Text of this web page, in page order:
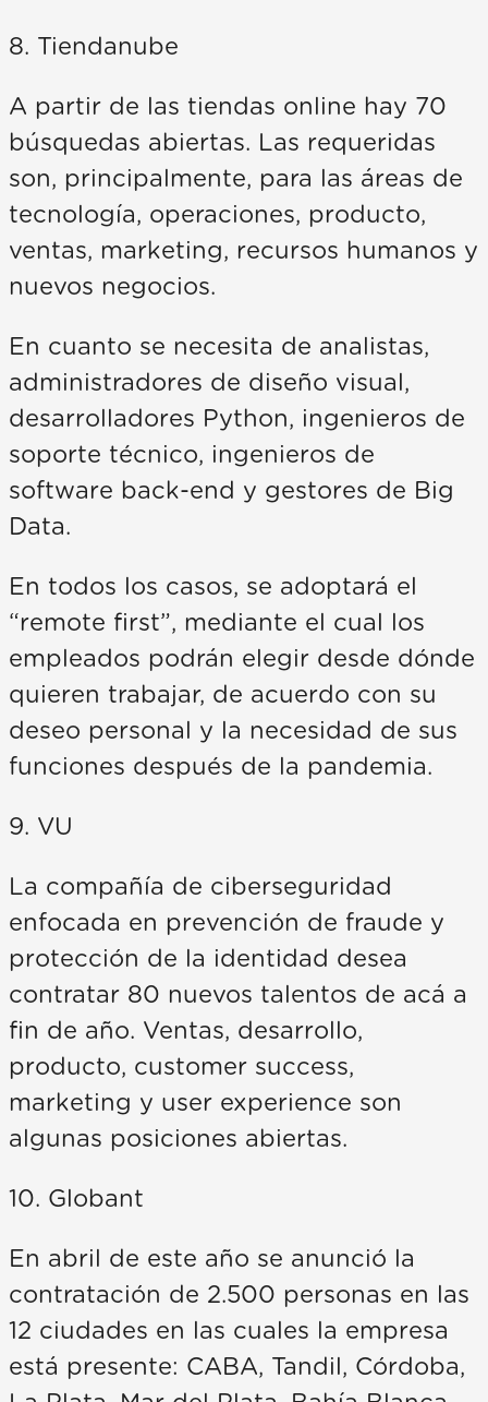
8. Tiendanube
A partir de las tiendas online hay 70
búsquedas abiertas. Las requeridas
son, principalmente, para las áreas de
tecnología, operaciones, producto,
ventas, marketing, recursos humanos y
nuevos negocios.
En cuanto se necesita de analistas,
administradores de diseño visual,
desarrolladores Python, ingenieros de
soporte técnico, ingenieros de
software back-end y gestores de Big
Data.
En todos los casos, se adoptará el
“remote first”, mediante el cual los
empleados podrán elegir desde dónde
quieren trabajar, de acuerdo con su
deseo personal y la necesidad de sus
funciones después de la pandemia.
9. VU
La compañía de ciberseguridad
enfocada en prevención de fraude y
protección de la identidad desea
contratar 80 nuevos talentos de acá a
fin de año. Ventas, desarrollo,
producto, customer success,
marketing y user experience son
algunas posiciones abiertas.
10. Globant
En abril de este año se anunció la
contratación de 2.500 personas en las
12 ciudades en las cuales la empresa
está presente: CABA, Tandil, Córdoba,